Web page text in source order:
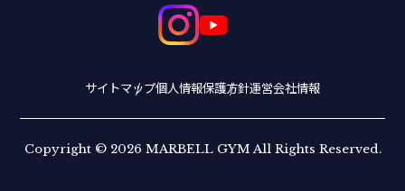
サイトマップ個人情報保護方針運営会社情報
Copyright © 2026 MARBELL GYM All Rights Reserved.
簡単30 秒で入力完了！& 24時間受付中！